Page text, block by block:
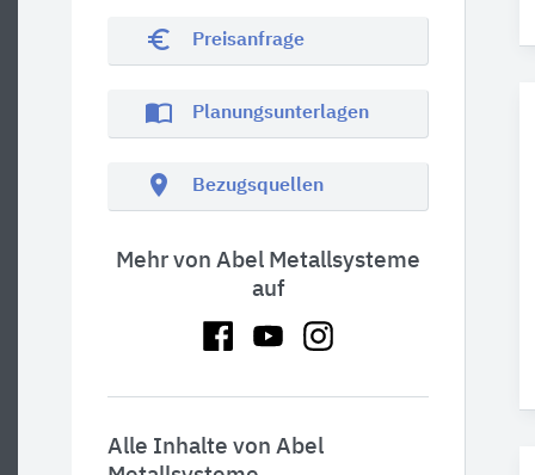
euro_symbol Preisanfrage
import_contacts Planungsunterlagen
location_on Bezugsquellen
Mehr von Abel Metallsysteme
auf
Alle Inhalte von Abel